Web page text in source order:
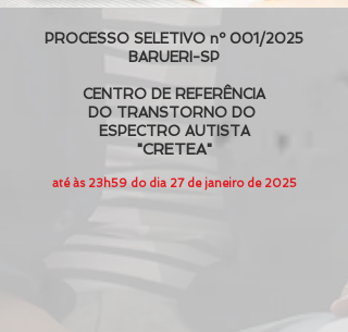
PROCESSO SELETIVO nº 001/2025
BARUERI-SP
CENTRO DE REFERÊNCIA
DO TRANSTORNO DO
ESPECTRO AUTISTA
"CRETEA"
até às 23h59 do dia 27 de janeiro de 2025